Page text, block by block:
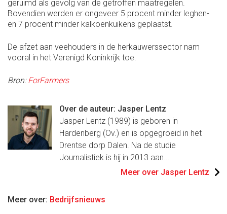
geruimd als gevolg van de getroffen maatregelen.
Bovendien werden er ongeveer 5 procent minder leghen-
en 7 procent minder kalkoenkuikens geplaatst.
De afzet aan veehouders in de herkauwerssector nam
vooral in het Verenigd Koninkrijk toe.
Bron:ForFarmers
Over de auteur: Jasper Lentz
Jasper Lentz (1989) is geboren in
Hardenberg (Ov.) en is opgegroeid in het
Drentse dorp Dalen. Na de studie
Journalistiek is hij in 2013 aan...
Meer over Jasper Lentz
Meer over: Bedrijfsnieuws